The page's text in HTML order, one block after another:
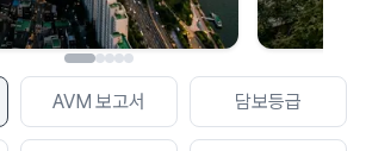
AVM 보고서 담보등급